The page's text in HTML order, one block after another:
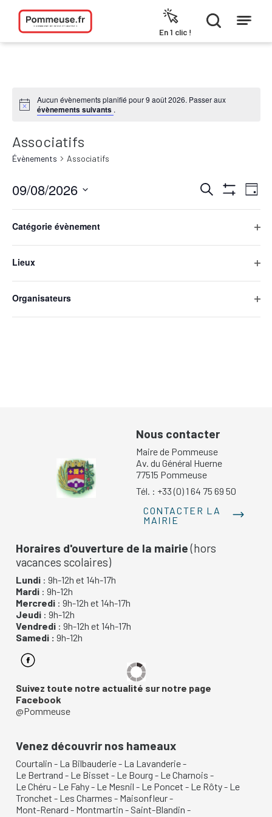
Aller au contenu
En 1 clic !
Aucun évènements planifié pour 9 août 2026. Passer aux
évènements suivants .
Associatifs
Évènements Associatifs
Recherche
et
navigation
Évènements
Recherche
Filters
de
vues
Jour
any
the
form
will
cause
the
list
Catégorie évènement
Lieux
Organisateurs
09/08/2026
date.Jour précédent
Nous contacter
Maire de Pommeuse
Av. du Général Huerne
77515 Pommeuse
Tél. : +33 (0) 1 64 75 69 50
CONTACTER LA
MAIRIE
Horaires d'ouverture de la mairie(hors
vacances scolaires)
Lundi : 9h-12h et 14h-17h
Mardi : 9h-12h
Mercredi : 9h-12h et 14h-17h
Jeudi : 9h-12h
Vendredi : 9h-12h et 14h-17h
Samedi : 9h-12h
Suivez toute notre actualité sur notre page
Facebook
@Pommeuse
Venez découvrir nos hameaux
Courtalin - La Bilbauderie- La Lavanderie-
Le Bertrand - Le Bisset - Le Bourg - Le Charnois -
Le Chéru - Le Fahy- Le Mesnil - Le Poncet - Le Rôty- Le
Tronchet - Les Charmes - Maisonfleur-
Mont-Renard - Montmartin - Saint-Blandin -